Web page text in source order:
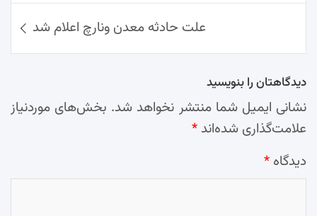
علت حادثه معدن ونارچ اعلام شد
دیدگاهتان را بنویسید
نشانی ایمیل شما منتشر نخواهد شد. بخش‌های موردنیاز
علامت‌گذاری شده‌اند *
دیدگاه *